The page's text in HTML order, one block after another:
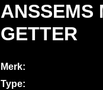
ANSSEMS
GETTER
Merk:
Type: